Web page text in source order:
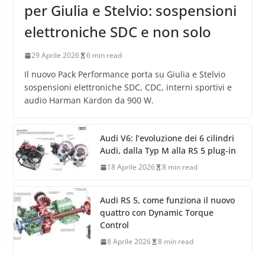
per Giulia e Stelvio: sospensioni
elettroniche SDC e non solo
29 Aprile 2026 6 min read
Il nuovo Pack Performance porta su Giulia e Stelvio
sospensioni elettroniche SDC, CDC, interni sportivi e
audio Harman Kardon da 900 W.
Audi V6: l’evoluzione dei 6 cilindri
Audi, dalla Typ M alla RS 5 plug-in
18 Aprile 2026 8 min read
Audi RS 5, come funziona il nuovo
quattro con Dynamic Torque
Control
8 Aprile 2026 8 min read